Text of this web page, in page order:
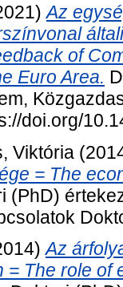
Az
of
Euro Area.
doi.org/
Viktória
= The
(PhD)
Az
= The role of